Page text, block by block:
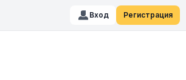
Вход Регистрация